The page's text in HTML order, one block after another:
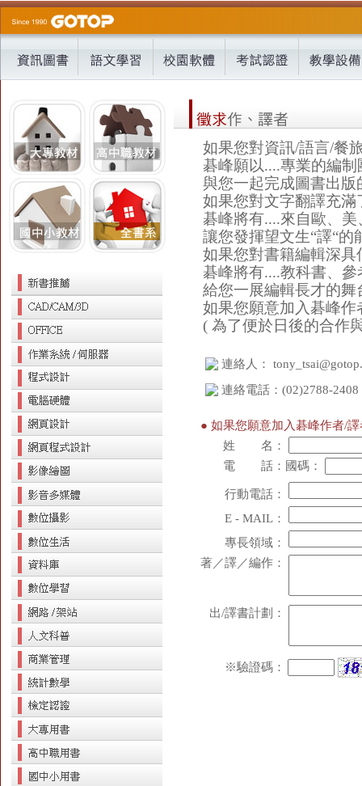
如果您對資訊/語言/餐
碁峰願以....專業的編
與您一起完成圖書出版
如果您對文字翻譯充滿
碁峰將有....來自歐、
讓您發揮望文生“譯“的
如果您對書籍編輯深具
碁峰將有....教科書、
給您一展編輯長才的舞
如果您願意加入碁峰
( 為了便於日後的合作
連絡人：
連絡電話：(02)2788-2408
● 如果您願意加入碁峰作者/
姓 名：
電 話： 國碼：
行動電話：
E - MAIL：
專長領域：
著／譯／編作：
出/譯書計劃：
※驗證碼：